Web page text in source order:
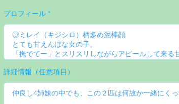
プロフィール
詳細情報（任意項目）